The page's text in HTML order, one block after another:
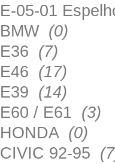
E-05-01
BMW (0)
E36 (7)
E46 (17)
E39 (14)
E60 / E61 (3)
HONDA (0)
CIVIC 92-95